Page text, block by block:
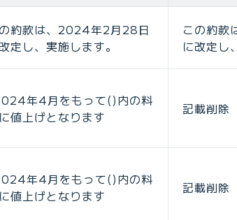
約款は、2024年2月28日
定し、実施します。
この約
に改定し
年4月をもって()内の料
値上げとなります
記載削除
年4月をもって()内の料
値上げとなります
記載削除